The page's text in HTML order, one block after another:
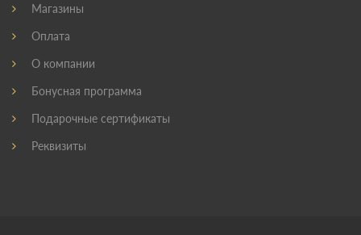
Магазины
Оплата
О компании
Бонусная программа
Подарочные сертификаты
Реквизиты